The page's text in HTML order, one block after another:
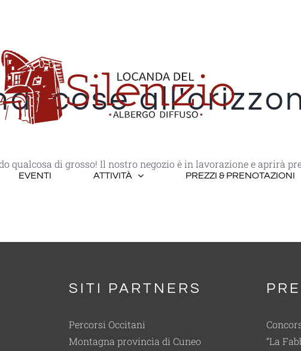
EVENTI ATTIVITÀ PREZZI & PRENOTAZIONI
cose
qualcosa di grosso! Il nostro negozio è in lavorazione e aprirà
SITI PARTNERS
Percorsi Occitani
Montagna provincia di Cuneo
“La